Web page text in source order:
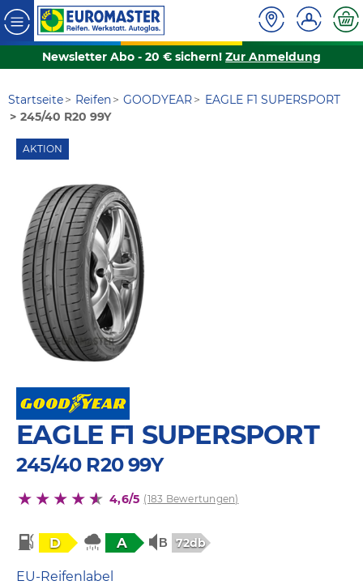
Newsletter Abo - 20 € sichern! Zur Anmeldung
Startseite Reifen GOODYEAR
EAGLE F1 SUPERSPORT
245/40 R20 99Y
AKTION
EAGLE F1 SUPERSPORT
245/40 R20 99Y
4,6/5 (183 Bewertungen)
D A 72db
EU-Reifenlabel